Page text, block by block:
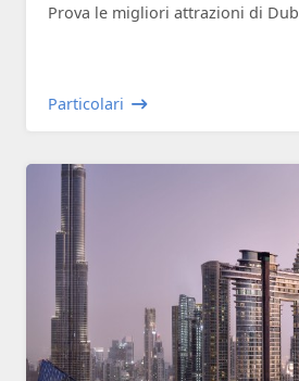
Prova le migliori attrazioni di
Particolari